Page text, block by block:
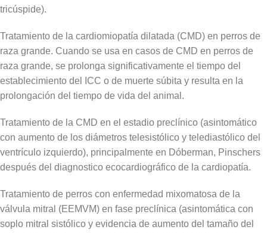
tricúspide).
Tratamiento de la cardiomiopatía dilatada (CMD) en perros de
raza grande. Cuando se usa en casos de CMD en perros de
raza grande, se prolonga significativamente el tiempo del
establecimiento del ICC o de muerte súbita y resulta en la
prolongación del tiempo de vida del animal.
Tratamiento de la CMD en el estadio preclínico (asintomático
con aumento de los diámetros telesistólico y telediastólico del
ventrículo izquierdo), principalmente en Dóberman, Pinschers
después del diagnostico ecocardiográfico de la cardiopatía.
Tratamiento de perros con enfermedad mixomatosa de la
válvula mitral (EEMVM) en fase preclínica (asintomática con
soplo mitral sistólico y evidencia de aumento del tamaño del